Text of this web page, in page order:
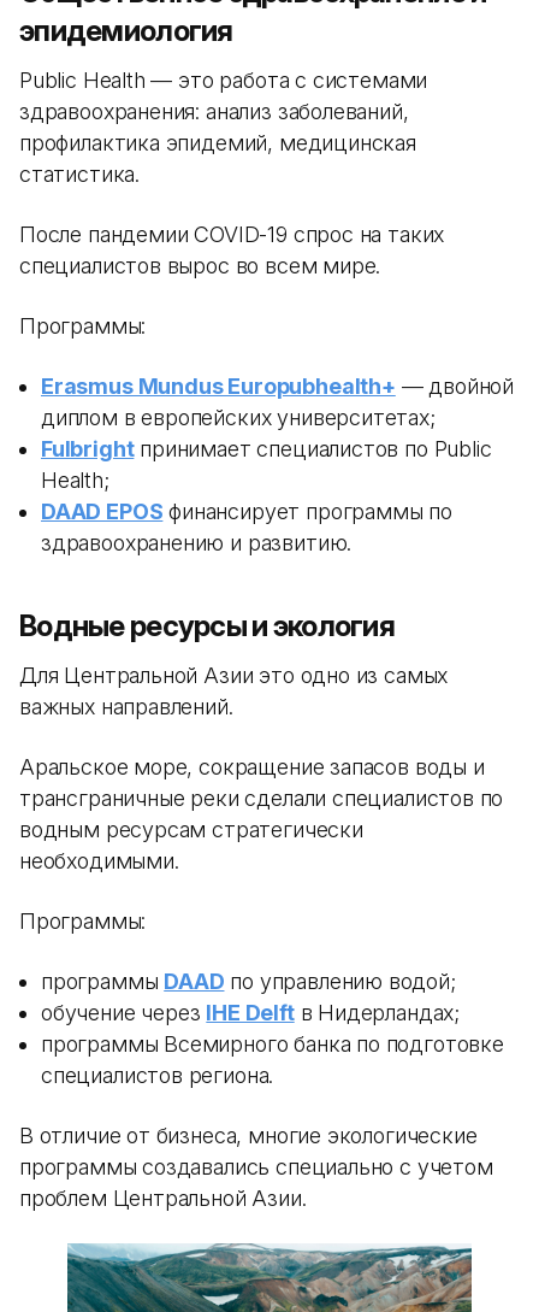
эпидемиология
Public Health — это работа с системами
здравоохранения: анализ заболеваний,
профилактика эпидемий, медицинская
статистика.
После пандемии COVID-19 спрос на таких
специалистов вырос во всем мире.
Программы:
Erasmus Mundus Europubhealth+ — двойной
диплом в европейских университетах;
Fulbrightпринимает специалистов по Public
Health;
DAAD EPOS финансирует программы по
здравоохранению и развитию.
Водные ресурсы и экология
Для Центральной Азии это одно из самых
важных направлений.
Аральское море, сокращение запасов воды и
трансграничные реки сделали специалистов по
водным ресурсам стратегически
необходимыми.
Программы:
программы DAAD по управлению водой;
обучение через IHE Delftв Нидерландах;
программы Всемирного банка по подготовке
специалистов региона.
В отличие от бизнеса, многие экологические
программы создавались специально с учетом
проблем Центральной Азии.